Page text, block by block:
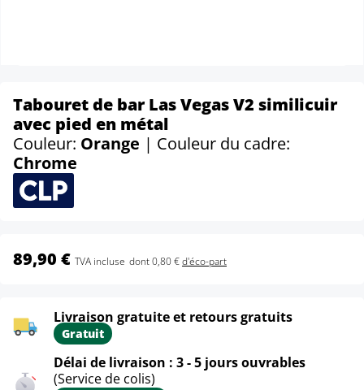
Tabouret de bar Las Vegas V2 similicuir
avec pied en métal
Couleur: Orange | Couleur du cadre:
Chrome
89,90 € TVA incluse dont 0,80 €d'éco-part
Livraison gratuite et retours gratuits
Gratuit
Délai de livraison : 3 - 5 jours ouvrables
(Service de colis)